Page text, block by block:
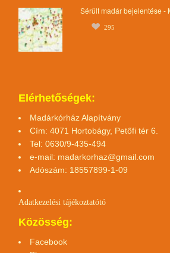
Sérült madár bejelentése -
295
Elérhetőségek:
Madárkórház Alapítvány
Cím: 4071 Hortobágy, Petőfi tér 6.
Tel: 0630/9-435-494
e-mail: madarkorhaz@gmail.com
Adószám: 18557899-1-09
Adatkezelési tájékoztatótó
Közösség:
Facebook